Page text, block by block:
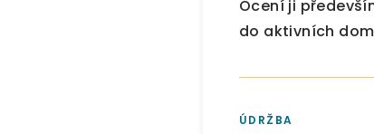
Ocení ji
do aktivních
ÚDRŽBA